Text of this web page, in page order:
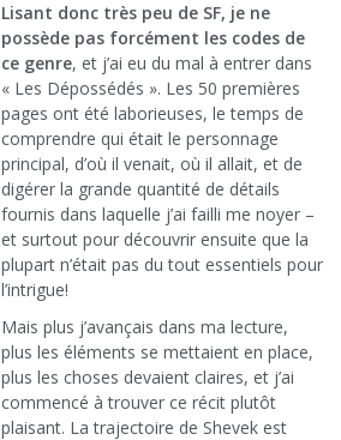
Lisant donc très peu de SF, je ne
possède pas forcément les codes de
ce genre, et j’ai eu du mal à entrer dans
« Les Dépossédés ». Les 50 premières
pages ont été laborieuses, le temps de
comprendre qui était le personnage
principal, d’où il venait, où il allait, et de
digérer la grande quantité de détails
fournis dans laquelle j’ai failli me noyer –
et surtout pour découvrir ensuite que la
plupart n’était pas du tout essentiels pour
l’intrigue!
Mais plus j’avançais dans ma lecture,
plus les éléments se mettaient en place,
plus les choses devaient claires, et j’ai
commencé à trouver ce récit plutôt
plaisant. La trajectoire de Shevek est